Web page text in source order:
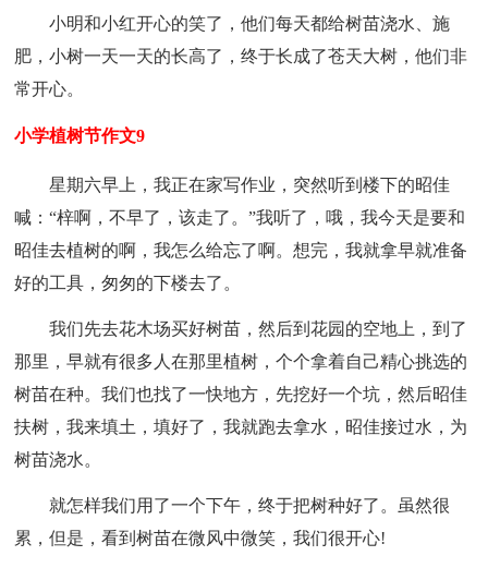
小明和小红开心的笑了，他们每天都给树苗浇水、施
肥，小树一天一天的长高了，终于长成了苍天大树，他们非
常开心。
小学植树节作文9
星期六早上，我正在家写作业，突然听到楼下的昭佳
喊：“梓啊，不早了，该走了。”我听了，哦，我今天是要和
昭佳去植树的啊，我怎么给忘了啊。想完，我就拿早就准备
好的工具，匆匆的下楼去了。
我们先去花木场买好树苗，然后到花园的空地上，到了
那里，早就有很多人在那里植树，个个拿着自己精心挑选的
树苗在种。我们也找了一快地方，先挖好一个坑，然后昭佳
扶树，我来填土，填好了，我就跑去拿水，昭佳接过水，为
树苗浇水。
就怎样我们用了一个下午，终于把树种好了。虽然很
累，但是，看到树苗在微风中微笑，我们很开心!